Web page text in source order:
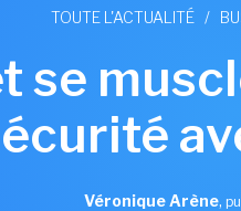
TOUTE L'ACTUALITÉ /
se
Véronique Arène,